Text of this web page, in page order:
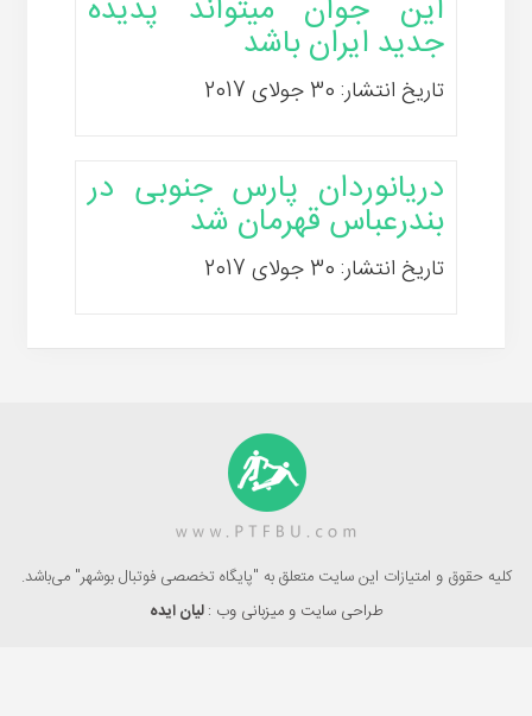
این جوان میتواند پدیده
جدید ایران باشد
تاریخ انتشار: 30 جولای 2017
دریانوردان پارس جنوبی در
بندرعباس قهرمان شد
تاریخ انتشار: 30 جولای 2017
کلیه حقوق و امتیازات این سایت متعلق به "پایگاه تخصصی فوتبال بوشهر" می‌باشد.
طراحی سایت و میزبانی وب :لیان ایده